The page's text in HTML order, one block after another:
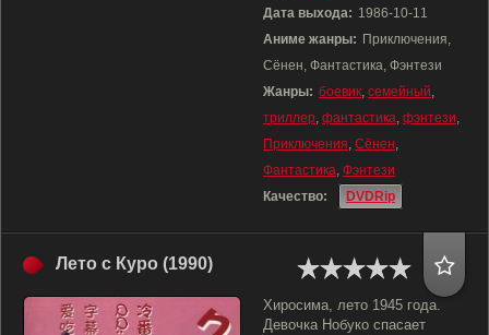
Дата выхода: 1986-10-11
Аниме жанры: Приключения,
Сёнен, Фантастика, Фэнтези
Жанры: боевик, семейный,
триллер, фантастика, фэнтези,
Приключения, Сёнен,
Фантастика, Фэнтези
Качество:
DVDRip
Лето с Куро (1990)
Хиросима, лето 1945 года.
Девочка Нобуко спасает